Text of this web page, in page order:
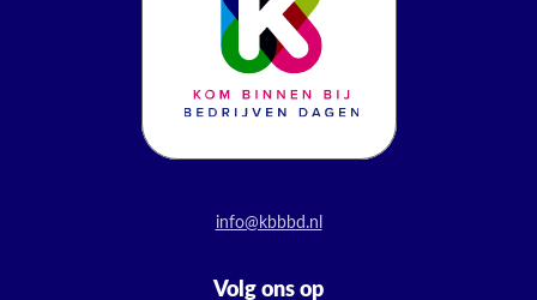
info@kbbbd.nl
Volg ons op